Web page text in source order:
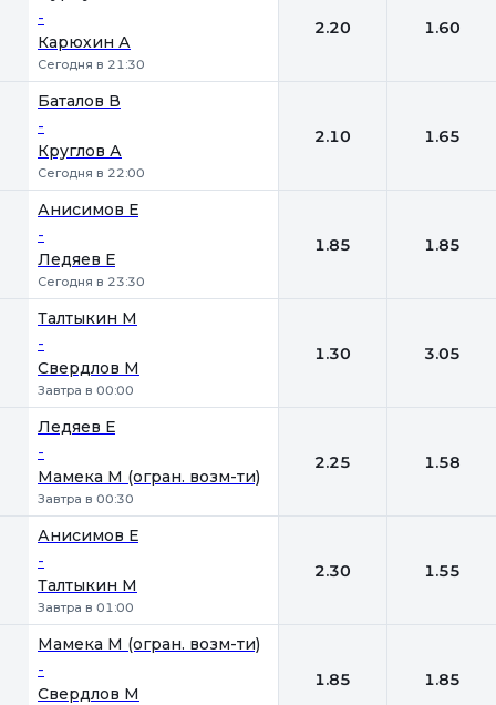
-
Карюхин А
Сегодня в 21:30
2.20 1.60
Баталов В
-
Круглов А
Сегодня в 22:00
2.10 1.65
Анисимов Е
-
Ледяев Е
Сегодня в 23:30
1.85 1.85
Талтыкин М
-
Свердлов М
Завтра в 00:00
1.30 3.05
Ледяев Е
-
Мамека М (огран. возм-ти)
Завтра в 00:30
2.25 1.58
Анисимов Е
-
Талтыкин М
Завтра в 01:00
2.30 1.55
Мамека М (огран. возм-ти)
-
Свердлов М
1.85 1.85